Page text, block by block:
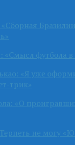
Бразилии
«Смысл футбола в
«Я уже
трик»
«О
не могу